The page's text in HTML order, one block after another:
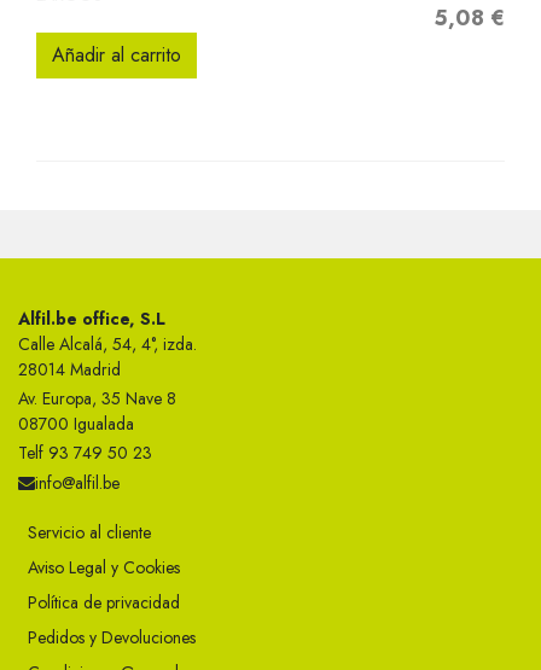
Precio
5,08 €
Añadir al carrito
Alfil.be office, S.L
Calle Alcalá, 54, 4°, izda.
28014 Madrid
Av. Europa, 35 Nave 8
08700 Igualada
Telf 93 749 50 23
info@alfil.be
Servicio al cliente
Aviso Legal y Cookies
Política de privacidad
Pedidos y Devoluciones